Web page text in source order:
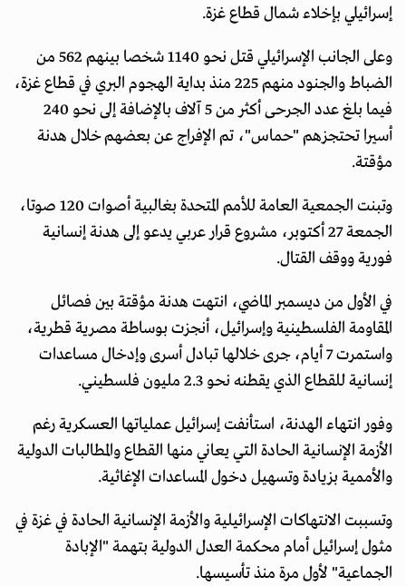
إسرائيلي بإخلاء شمال قطاع غزة.
وعلى الجانب الإسرائيلي قتل نحو 1140 شخصا بينهم 562 من
الضباط والجنود منهم 225 منذ بداية الهجوم البري في قطاع غزة،
فيما بلغ عدد الجرحى أكثر من 5 آلاف بالإضافة إلى نحو 240
أسيرا تحتجزهم "حماس"، تم الإفراج عن بعضهم خلال هدنة
مؤقتة.
وتبنت الجمعية العامة للأمم المتحدة بغالبية أصوات 120 صوتا،
الجمعة 27 أكتوبر، مشروع قرار عربي يدعو إلى هدنة إنسانية
فورية ووقف القتال.
في الأول من ديسمبر الماضي، انتهت هدنة مؤقتة بين فصائل
المقاومة الفلسطينية وإسرائيل، أنجزت بوساطة مصرية قطرية،
واستمرت 7 أيام، جرى خلالها تبادل أسرى وإدخال مساعدات
إنسانية للقطاع الذي يقطنه نحو 2.3 مليون فلسطيني.
وفور انتهاء الهدنة، استأنفت إسرائيل عملياتها العسكرية رغم
الأزمة الإنسانية الحادة التي يعاني منها القطاع والمطالبات الدولية
والأممية بزيادة وتسهيل دخول المساعدات الإغاثية.
وتسببت الانتهاكات الإسرائيلية والأزمة الإنسانية الحادة في غزة في
مثول إسرائيل أمام محكمة العدل الدولية بتهمة "الإبادة
الجماعية" لأول مرة منذ تأسيسها.